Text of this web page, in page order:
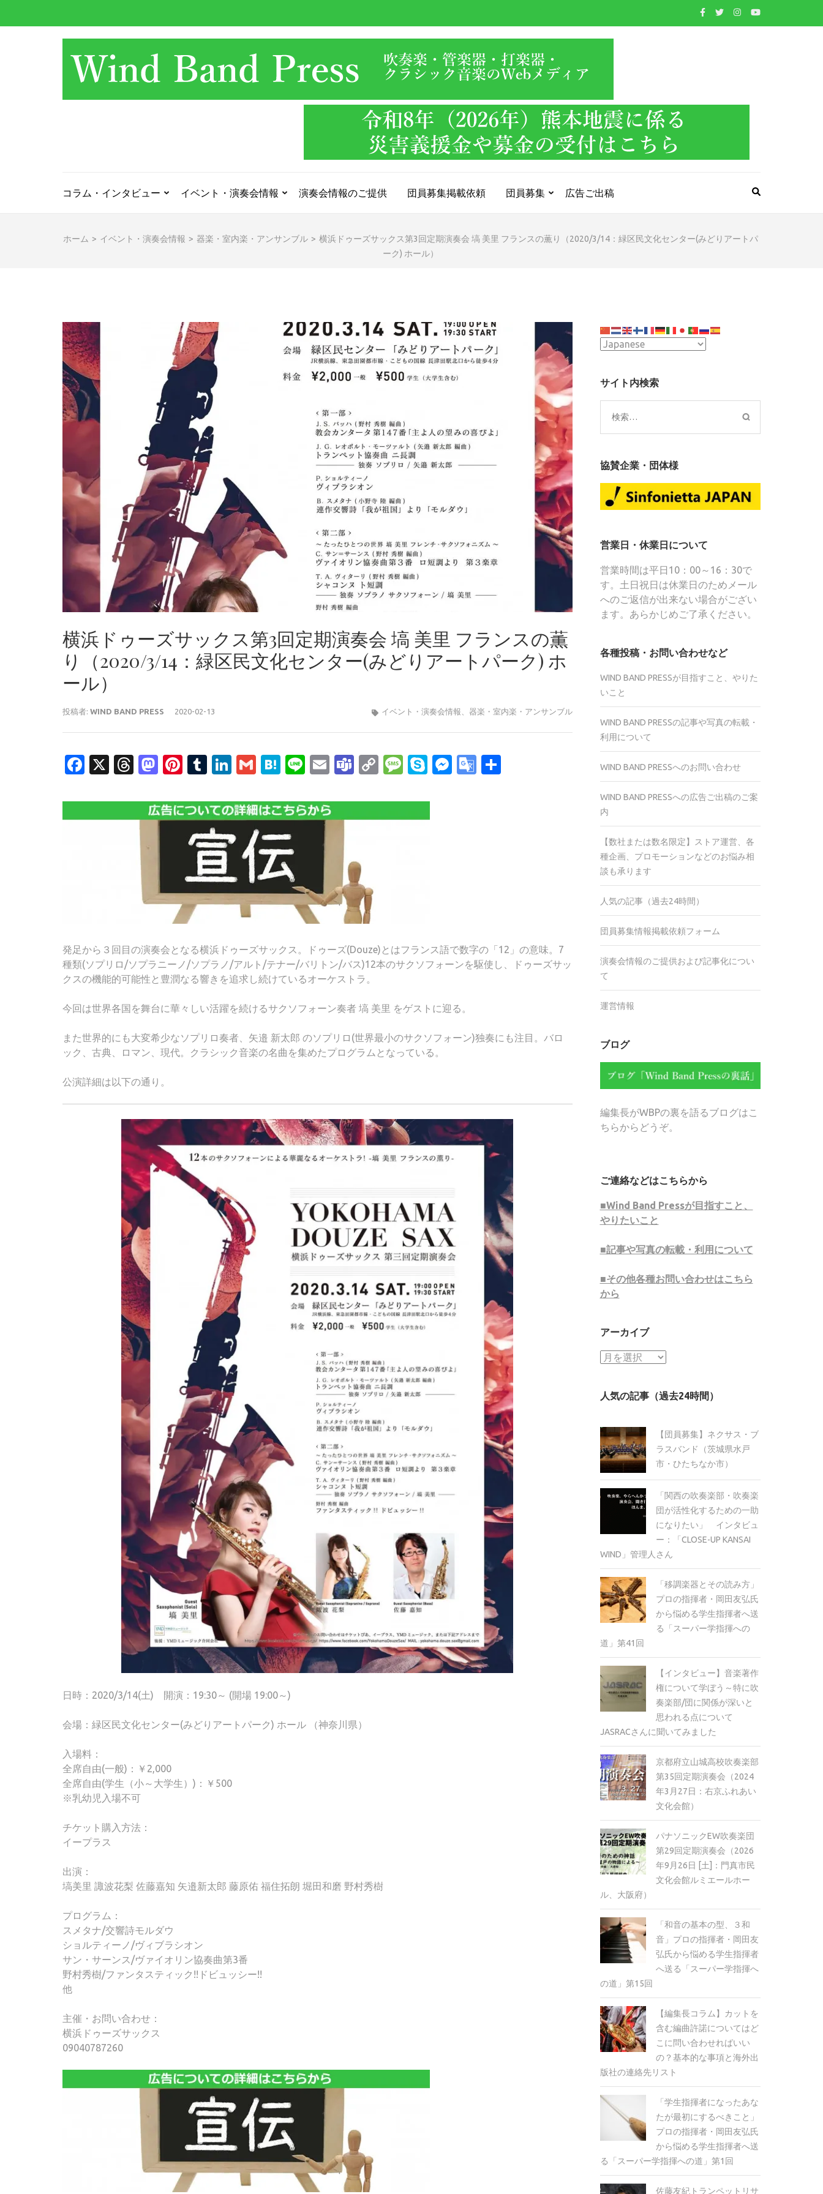
PRESS
コラム・インタビュー イベント・演奏会情報 演奏会情報のご提供 団員募集掲載依頼 団員募集 広告ご出稿
ホーム > イベント・演奏会情報 > 器楽・室内楽・アンサンブル > 横浜ドゥーズサックス第3回定期演奏会 塙 美里 フランスの薫り（2020/3/14：緑区民文化センター(みどりアートパ
ーク) ホール）
横浜ドゥーズサックス第3回定期演奏会 塙 美里 フランスの薫
り（2020/3/14：緑区民文化センター(みどりアートパーク) ホ
ール）
投稿者: WIND BAND PRESS 2020-02-13 イベント・演奏会情報 器楽・室内楽・アンサンブル
Facebook
X Threads
Mastodon
Pinterest
Tumblr
LinkedIn
GmailHatena
LineEmailTeams
CopyMessage
SkypeMessenger
Google
発足から３回目の演奏会となる横浜ドゥーズサックス。ドゥーズ(Douze)とはフランス語で数字の「12」の意味。7
種類(ソプリロ/ソプラニーノ/ソプラノ/アルト/テナー/バリトン/バス)12本のサクソフォーンを駆使し、ドゥーズサッ
クスの機能的可能性と豊潤なる響きを追求し続けているオーケストラ。
今回は世界各国を舞台に華々しい活躍を続けるサクソフォーン奏者 塙 美里 をゲストに迎る。
また世界的にも大変希少なソプリロ奏者、矢邉 新太郎 のソプリロ(世界最小のサクソフォーン)独奏にも注目。バロ
ック、古典、ロマン、現代。クラシック音楽の名曲を集めたプログラムとなっている。
公演詳細は以下の通り。
日時：2020/3/14(土) 開演：19:30～ (開場 19:00～)
会場：緑区民文化センター(みどりアートパーク) ホール （神奈川県）
入場料：
全席自由(一般)：￥2,000
全席自由(学生（小～大学生）)：￥500
※乳幼児入場不可
チケット購入方法：
イープラス
出演：
塙美里 諏波花梨 佐藤嘉知 矢邉新太郎 藤原佑 福住拓朗 堀田和磨 野村秀樹
プログラム：
スメタナ/交響詩モルダウ
ショルティーノ/ヴィブラシオン
サン・サーンス/ヴァイオリン協奏曲第3番
野村秀樹/ファンタスティック!!ドビュッシー!!
他
主催・お問い合わせ：
横浜ドゥーズサックス
09040787260
サイト内検索
検
索:
協賛企業・団体様
営業日・休業日について
営業時間は平日10：00～16：30で
す。土日祝日は休業日のためメール
へのご返信が出来ない場合がござい
ます。あらかじめご了承ください。
各種投稿・お問い合わせなど
WIND BAND PRESSが目指すこと、やりた
いこと
WIND BAND PRESSの記事や写真の転載・
利用について
WIND BAND PRESSへのお問い合わせ
WIND BAND PRESSへの広告ご出稿のご案
内
【数社または数名限定】ストア運営、各
種企画、プロモーションなどのお悩み相
談も承ります
人気の記事（過去24時間）
団員募集情報掲載依頼フォーム
演奏会情報のご提供および記事化につい
て
運営情報
ブログ
編集長がWBPの裏を語るブログはこ
ちらからどうぞ。
ご連絡などはこちらから
■Wind Band Pressが目指すこと、
やりたいこと
■記事や写真の転載・利用について
■その他各種お問い合わせはこちら
から
アーカイブ
ア
イ
人気の記事（過去24時間）
【団員募集】ネクサス・ブ
ラスバンド（茨城県水戸
市・ひたちなか市）
「関西の吹奏楽部・吹奏楽
団が活性化するための一助
になりたい」 インタビュ
ー：「CLOSE-UP KANSAI
WIND」管理人さん
「移調楽器とその読み方」
プロの指揮者・岡田友弘氏
から悩める学生指揮者へ送
る「スーパー学指揮への
道」第41回
【インタビュー】音楽著作
権について学ぼう～特に吹
奏楽部/団に関係が深いと
思われる点について
JASRACさんに聞いてみました
京都府立山城高校吹奏楽部
第35回定期演奏会（2024
年3月27日：右京ふれあい
文化会館）
パナソニックEW吹奏楽団
第29回定期演奏会（2026
年9月26日 [土]：門真市民
文化会館ルミエールホー
ル、大阪府）
「和音の基本の型、３和
音」プロの指揮者・岡田友
弘氏から悩める学生指揮者
へ送る「スーパー学指揮へ
の道」第15回
【編集長コラム】カットを
含む編曲許諾についてはど
こに問い合わせればいい
の？基本的な事項と海外出
版社の連絡先リスト
「学生指揮者になったあな
たが最初にするべきこと」
プロの指揮者・岡田友弘氏
から悩める学生指揮者へ送
る「スーパー学指揮への道」第1回
佐藤友紀トランペットリサ